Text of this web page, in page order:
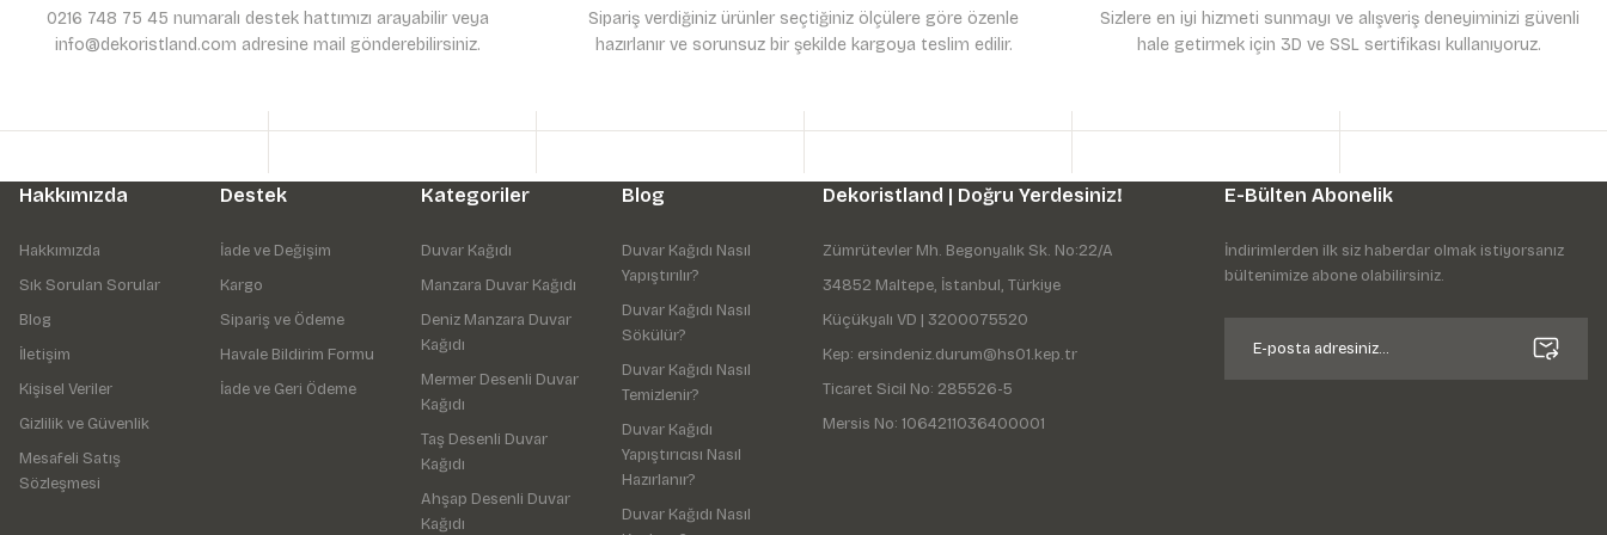
Gönder
0216 748 75 45 numaralı destek hattımızı arayabilir veya
info@dekoristland.com adresine mail gönderebilirsiniz.
Sipariş verdiğiniz ürünler seçtiğiniz ölçülere göre özenle
hazırlanır ve sorunsuz bir şekilde kargoya teslim edilir.
Sizlere en iyi hizmeti sunmayı ve alışveriş deneyiminizi güvenli
hale getirmek için 3D ve SSL sertifikası kullanıyoruz.
Hakkımızda
Hakkımızda
Sık Sorulan Sorular
Blog
İletişim
Kişisel Veriler
Gizlilik ve Güvenlik
Mesafeli Satış
Sözleşmesi
Destek
İade ve Değişim
Kargo
Sipariş ve Ödeme
Havale Bildirim Formu
İade ve Geri Ödeme
Kategoriler
Duvar Kağıdı
Manzara Duvar Kağıdı
Deniz Manzara Duvar
Kağıdı
Mermer Desenli Duvar
Kağıdı
Taş Desenli Duvar
Kağıdı
Ahşap Desenli Duvar
Kağıdı
Blog
Duvar Kağıdı Nasıl
Yapıştırılır?
Duvar Kağıdı Nasıl
Sökülür?
Duvar Kağıdı Nasıl
Temizlenir?
Duvar Kağıdı
Yapıştırıcısı Nasıl
Hazırlanır?
Duvar Kağıdı Nasıl
Dekoristland | Doğru Yerdesiniz!
Zümrütevler Mh. Begonyalık Sk. No:22/A
34852 Maltepe, İstanbul, Türkiye
Küçükyalı VD | 3200075520
Kep: ersindeniz.durum@hs01.kep.tr
Ticaret Sicil No: 285526-5
Mersis No: 1064211036400001
E-Bülten Abonelik
İndirimlerden ilk siz haberdar olmak istiyorsanız
bültenimize abone olabilirsiniz.